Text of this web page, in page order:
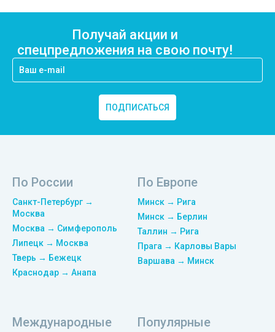
Получай акции и
спецпредложения на свою почту!
ПОДПИСАТЬСЯ
По России
Санкт-Петербург →
Москва
Москва → Симферополь
Липецк → Москва
Тверь → Бежецк
Краснодар → Анапа
По Европе
Минск → Рига
Минск → Берлин
Таллин → Рига
Прага → Карловы Вары
Варшава → Минск
Международные Популярные